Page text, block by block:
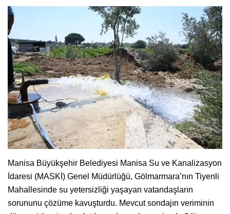
Manisa Büyükşehir Belediyesi Manisa Su ve Kanalizasyon
İdaresi (MASKİ) Genel Müdürlüğü, Gölmarmara’nın Tiyenli
Mahallesinde su yetersizliği yaşayan vatandaşların
sorununu çözüme kavuşturdu. Mevcut sondajın veriminin